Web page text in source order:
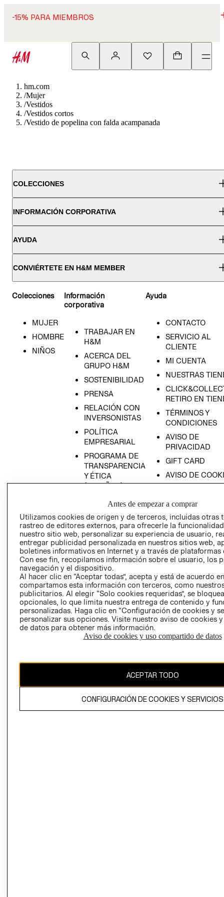
-15% PARA MIEMBROS
hm.com
/Mujer
/Vestidos
/Vestidos cortos
/Vestido de popelina con falda acampanada
COLECCIONES
INFORMACIÓN CORPORATIVA
AYUDA
CONVIÉRTETE EN H&M MEMBER
Colecciones
MUJER
HOMBRE
NIÑOS
Información
corporativa
TRABAJAR EN
H&M
ACERCA DEL
GRUPO H&M
SOSTENIBILIDAD
PRENSA
RELACIÓN CON
INVERSONISTAS
POLÍTICA
EMPRESARIAL
PROGRAMA DE
TRANSPARENCIA
Y ÉTICA
(ESPAÑOL)
PROGRAMA DE
Y ÉTICA (INGLÉS)
Ayuda
CONTACTO
SERVICIO AL
CLIENTE
MI CUENTA
NUESTRAS
RETIRO EN
TÉRMINOS Y
CONDICIONES
AVISO DE
PRIVACIDAD
GIFT CARD
AVISO DE
COMERCIO - SIC
PETICIONES
QUEJAS Y
RECLAMOS
Colombia ($)
CAMBIAR REGIÓN
El contenido de esta página web está protegido por copyright y es
Antes de empezar a comprar
Utilizamos cookies de origen y de terceros, incluidas otras
rastreo de editores externos, para ofrecerle la
nuestro sitio web, personalizar su experiencia de usuario,
entregar publicidad personalizada en nuestros sitios web,
boletines informativos en Internet y a través de plataformas
Con ese fin, recopilamos información sobre el usuario, los
navegación y el dispositivo.
Al hacer clic en “Aceptar todas”, acepta y está de acuerdo
compartamos esta información con terceros, como
publicitarios. Al elegir “Solo cookies requeridas”, se
opcionales, lo que limita nuestra entrega de contenido y
personalizadas. Haga clic en “Configuración de cookies y
personalizar sus opciones. Visite nuestro aviso de cookies
de datos para obtener más información.
Aviso de cookies y uso compartido de datos
ACEPTAR TODO
CONFIGURACIÓN DE COOKIES Y SERVICIOS